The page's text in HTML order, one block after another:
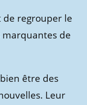
de regrouper le
de
être des
Leur